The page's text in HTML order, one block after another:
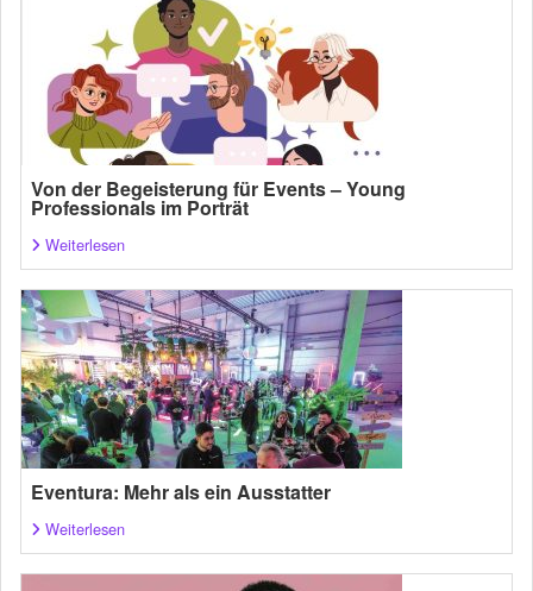
Von der Begeisterung für Events – Young
Professionals im Porträt
Weiterlesen
Eventura: Mehr als ein Ausstatter
Weiterlesen